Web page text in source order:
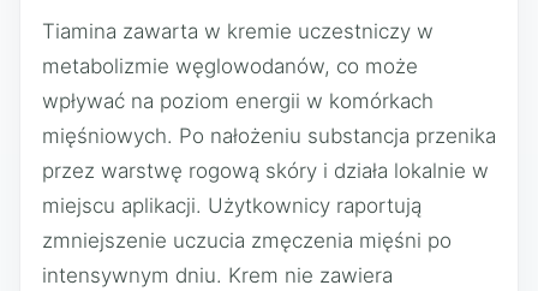
Tiamina zawarta w kremie uczestniczy w
metabolizmie węglowodanów, co może
wpływać na poziom energii w komórkach
mięśniowych. Po nałożeniu substancja przenika
przez warstwę rogową skóry i działa lokalnie w
miejscu aplikacji. Użytkownicy raportują
zmniejszenie uczucia zmęczenia mięśni po
intensywnym dniu. Krem nie zawiera